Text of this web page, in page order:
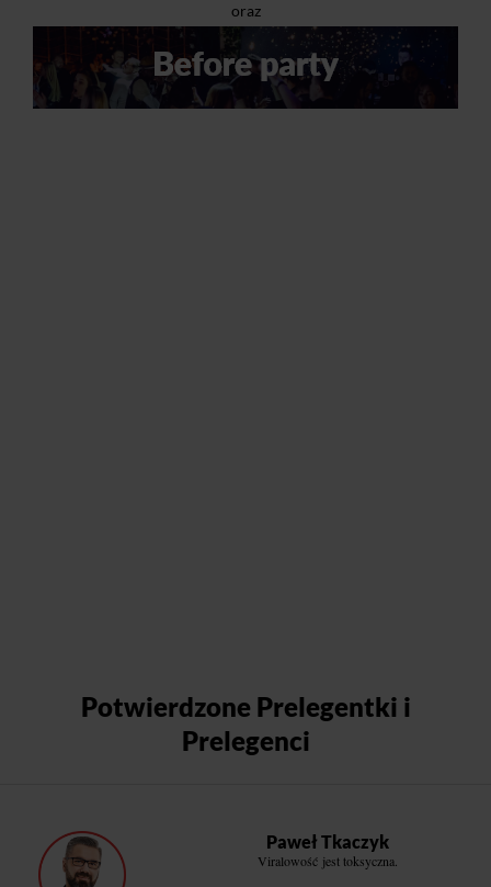
oraz
Potwierdzone Prelegentki i
Prelegenci
Paweł Tkaczyk
Viralowość jest toksyczna.